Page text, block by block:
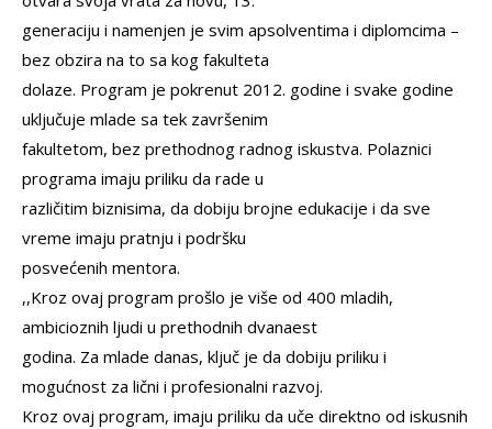
generaciju i namenjen je svim apsolventima i diplomcima –
bez obzira na to sa kog fakulteta
dolaze. Program je pokrenut 2012. godine i svake godine
uključuje mlade sa tek završenim
fakultetom, bez prethodnog radnog iskustva. Polaznici
programa imaju priliku da rade u
različitim biznisima, da dobiju brojne edukacije i da sve
vreme imaju pratnju i podršku
posvećenih mentora.
,,Kroz ovaj program prošlo je više od 400 mladih,
ambicioznih ljudi u prethodnih dvanaest
godina. Za mlade danas, ključ je da dobiju priliku i
mogućnost za lični i profesionalni razvoj.
Kroz ovaj program, imaju priliku da uče direktno od iskusnih